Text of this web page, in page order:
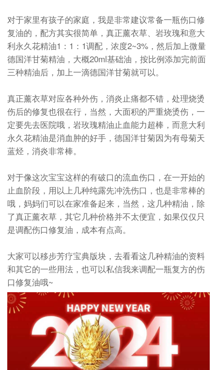
对于家里有孩子的家庭，我是非常建议常备一瓶伤口修
复油的，配方其实很简单，真正薰衣草、岩玫瑰和意大
利永久花精油1：1：1调配，浓度2~3%，然后加上微量
德国洋甘菊精油，大概20ml基础油，按比例添加完前面
三种精油后，加上一滴德国洋甘菊就可以。
真正薰衣草对应各种外伤，消炎止痛都不错，处理烧烫
伤后的修复也很在行，当然，大面积的严重烧烫伤，一
定要先去医院哦，岩玫瑰精油止血能力超棒，而意大利
永久花精油是消血肿的好手，德国洋甘菊因为有母菊天
蓝烃，消炎非常棒。
对于像这次宝宝这样的有破口的流血伤口，在一开始的
止血阶段，用以上几种纯露先冲洗伤口，也是非常棒的
哦，妈妈们可以在家准备起来，当然，这几种精油，除
了真正薰衣草，其它几种价格并不太便宜，如果仅仅只
是调配伤口修复油，成本有点高。
大家可以移步芳疗宝典版块，去看看这几种精油的资料
和其它的一些用法，也可以私信我来调配一瓶复方的伤
口修复油哦~